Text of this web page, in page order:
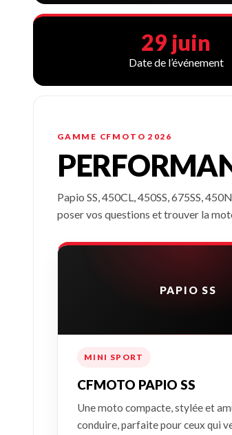
29 juin
Date de l’événement
GAMME CFMOTO 2026
Papio SS, 450CL, 450SS, 675SS,
poser vos questions et trouver la
PAPIO SS
MINI SPORT
CFMOTO PAPIO SS
Une moto compacte, stylée et
conduire, parfaite pour ceux qui